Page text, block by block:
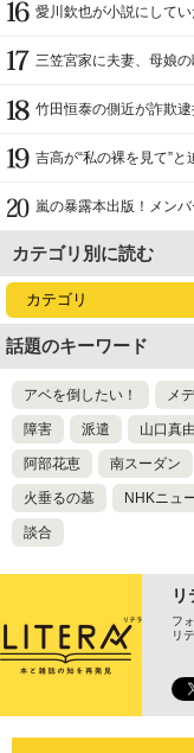
愛川欽也が小説にして
三笠宮家に夫妻、母娘の
竹田恒泰の側近が詐欺
吉高が“私の裸を見て”と
嵐の暴露本出版！メン
カテゴリ別に読む
話題のキーワード
アベを倒したい！ メ
障害 派遣 山口真由
阿部花恵 南スーダン
火垂るの墓 NHKニュ
談合
フ
リ